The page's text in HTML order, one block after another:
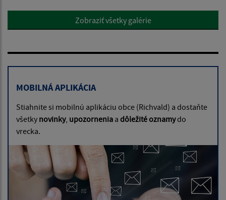
Zobraziť všetky galérie
MOBILNÁ APLIKÁCIA
Stiahnite si mobilnú aplikáciu obce (Richvald) a dostaňte
všetky novinky, upozornenia a dôležité oznamydo
vrecka.